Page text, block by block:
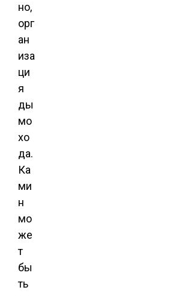
но,
орг
ан
иза
ци
я
ды
мо
хо
да.
Ка
ми
н
мо
же
т
бы
ть